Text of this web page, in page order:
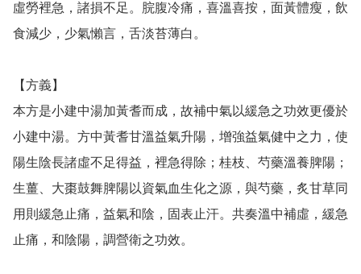
虛勞裡急，諸損不足。脘腹冷痛，喜溫喜按，面黃體瘦，飲
食減少，少氣懶言，舌淡苔薄白。
【方義】
本方是小建中湯加黃耆而成，故補中氣以緩急之功效更優於
小建中湯。方中黃耆甘溫益氣升陽，增強益氣健中之力，使
陽生陰長諸虛不足得益，裡急得除；桂枝、芍藥溫養脾陽；
生薑、大棗鼓舞脾陽以資氣血生化之源，與芍藥，炙甘草同
用則緩急止痛，益氣和陰，固表止汗。共奏溫中補虛，緩急
止痛，和陰陽，調營衛之功效。